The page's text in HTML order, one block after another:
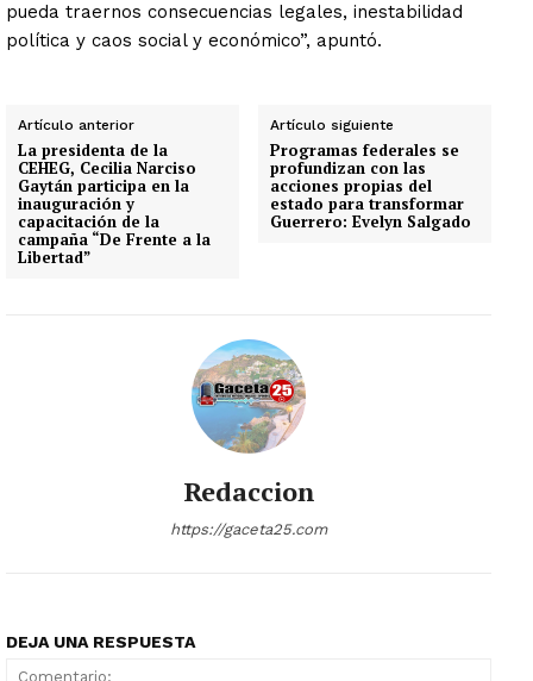
pueda traernos consecuencias legales, inestabilidad
política y caos social y económico”, apuntó.
Artículo anterior
La presidenta de la
CEHEG, Cecilia Narciso
Gaytán participa en la
inauguración y
capacitación de la
campaña “De Frente a la
Libertad”
Artículo siguiente
Programas federales se
profundizan con las
acciones propias del
estado para transformar
Guerrero: Evelyn Salgado
Redaccion
https://gaceta25.com
DEJA UNA RESPUESTA